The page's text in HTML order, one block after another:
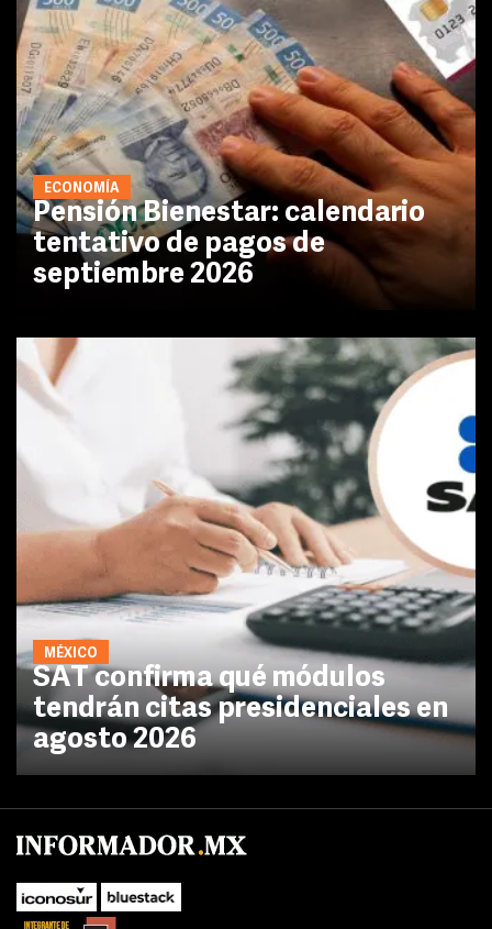
ECONOMÍA
Pensión Bienestar: calendario
tentativo de pagos de
septiembre 2026
MÉXICO
SAT confirma qué módulos
tendrán citas presidenciales en
agosto 2026